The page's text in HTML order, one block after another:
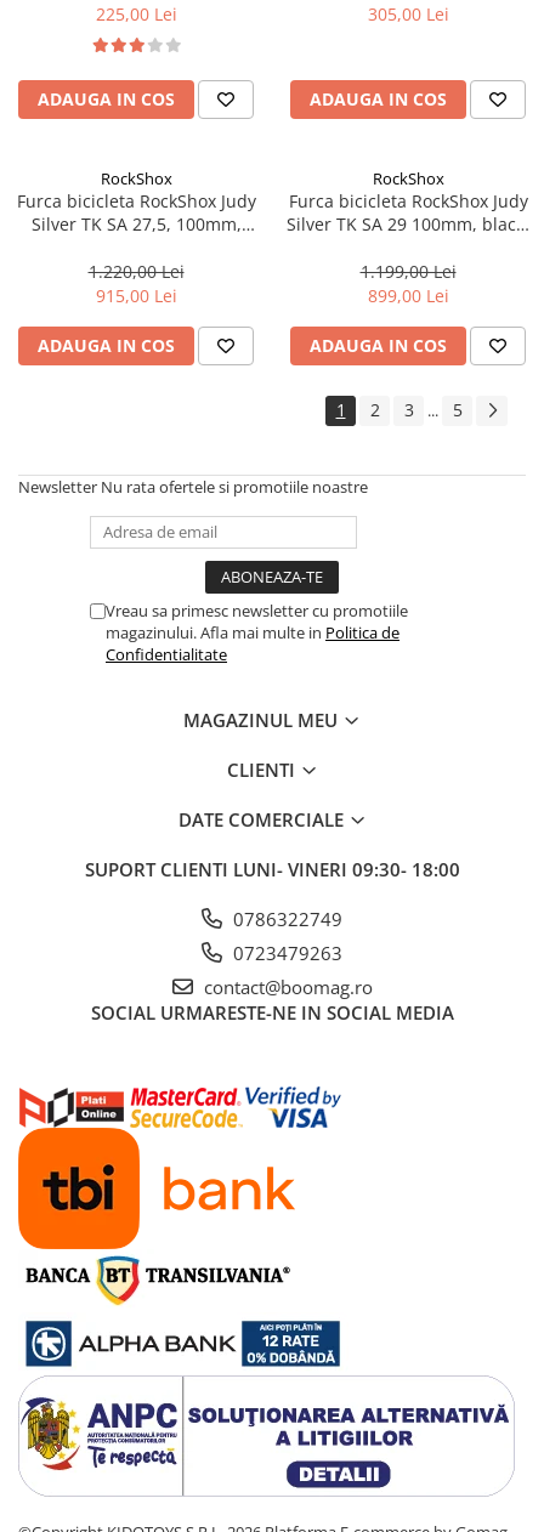
Echipament ciclism
Casca bicicleta
Rucsaci si borsete ciclism
Manusi bicicleta
Pantofi ciclism
Imbracaminte ciclism barbati
Trotinete electrice
Scaune
Genti Transport
Sistem antifurt
Stickere reflectorizate
Piese trotinete electrice
Cauciucuri si camere
Cauciucuri pline
Accesorii
Componente electrice
Acumulatori
Incarcatoare
BMS
Manete acceleratie
Controller
Display
Motoare
Faruri si lumini
Butoane si conectori
Kit controller si display
Senzori
225,00 Lei
ADAUGA IN COS
305,00 Lei
ADAUGA IN COS
RockShox
Furca bicicleta RockShox Judy
Silver TK SA 27,5, 100mm,
PopLoc, Negru
1.220,00 Lei
915,00 Lei
ADAUGA IN COS
RockShox
Furca bicicleta RockShox Judy
Silver TK SA 29 100mm, black,
1.199,00 Lei
899,00 Lei
ADAUGA IN COS
1 2 3 ... 5
Newsletter Nu rata ofertele si promotiile noastre
Vreau sa primesc newsletter cu promotiile
magazinului. Afla mai multe in Politica de
Confidentialitate
MAGAZINUL MEU
CLIENTI
DATE COMERCIALE
SUPORT CLIENTI LUNI- VINERI 09:30- 18:00
0786322749
0723479263
contact@boomag.ro
SOCIAL URMARESTE-NE IN SOCIAL MEDIA